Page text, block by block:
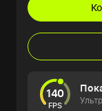
140
FPS